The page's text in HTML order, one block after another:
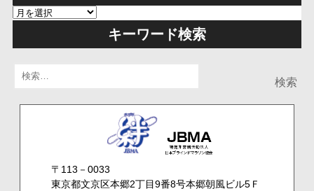
キーワード検索
〒113－0033
東京都文京区本郷2丁目9番8号本郷朝風ビル5Ｆ